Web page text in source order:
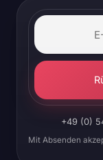
+49 (0)
Mit Absenden